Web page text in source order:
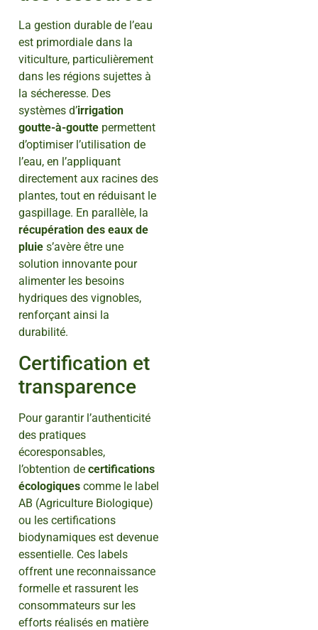
La gestion durable de l’eau
est primordiale dans la
viticulture, particulièrement
dans les régions sujettes à
la sécheresse. Des
systèmes d’irrigation
goutte-à-goutte permettent
d’optimiser l’utilisation de
l’eau, en l’appliquant
directement aux racines des
plantes, tout en réduisant le
gaspillage. En parallèle, la
récupération des eaux de
pluie s’avère être une
solution innovante pour
alimenter les besoins
hydriques des vignobles,
renforçant ainsi la
durabilité.
Certification et
transparence
Pour garantir l’authenticité
des pratiques
écoresponsables,
l’obtention de certifications
écologiques comme le label
AB (Agriculture Biologique)
ou les certifications
biodynamiques est devenue
essentielle. Ces labels
offrent une reconnaissance
formelle et rassurent les
consommateurs sur les
efforts réalisés en matière